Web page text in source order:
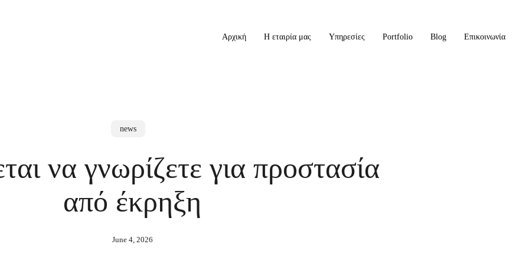
Αρχική Η εταιρία μας Υπηρεσίες Portfolio Blog Επικοινωνία
news
να γνωρίζετε για προστασία
από έκρηξη
June 4, 2026